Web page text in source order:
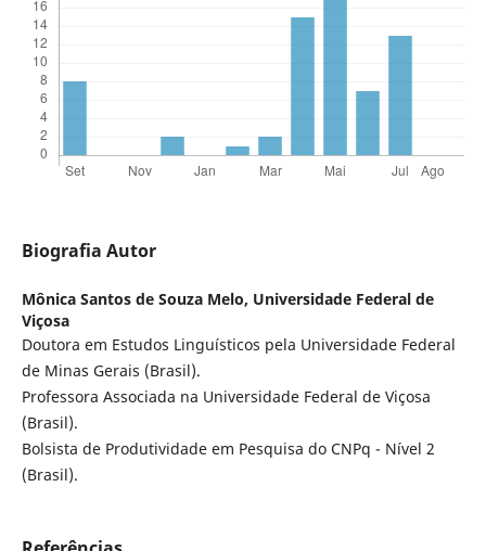
Biografia Autor
Mônica Santos de Souza Melo, Universidade Federal de
Viçosa
Doutora em Estudos Linguísticos pela Universidade Federal
de Minas Gerais (Brasil).
Professora Associada na Universidade Federal de Viçosa
(Brasil).
Bolsista de Produtividade em Pesquisa do CNPq - Nível 2
(Brasil).